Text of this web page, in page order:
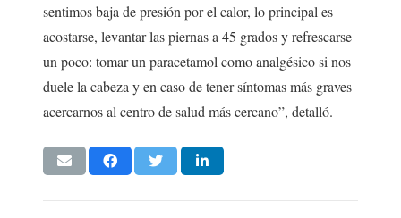
sentimos baja de presión por el calor, lo principal es
acostarse, levantar las piernas a 45 grados y refrescarse
un poco: tomar un paracetamol como analgésico si nos
duele la cabeza y en caso de tener síntomas más graves
acercarnos al centro de salud más cercano”, detalló.